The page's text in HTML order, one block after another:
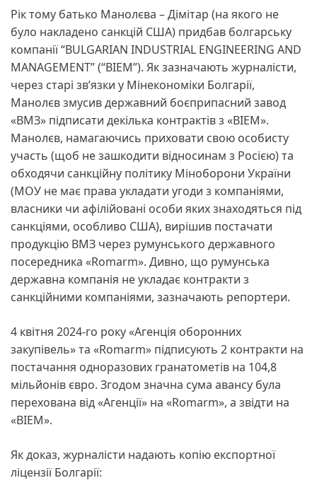
Рік тому батько Манолєва – Дімітар (на якого не
було накладено санкцій США) придбав болгарську
компанії “BULGARIAN INDUSTRIAL ENGINEERING AND
MANAGEMENT” (“BIEM”). Як зазначають журналісти,
через старі зв’язки у Мінекономіки Болгарії,
Манолєв змусив державний боєприпасний завод
«ВМЗ» підписати декілька контрактів з «BIEM».
Манолєв, намагаючись приховати свою особисту
участь (щоб не зашкодити відносинам з Росією) та
обходячи санкційну політику Міноборони України
(МОУ не має права укладати угоди з компаніями,
власники чи афілійовані особи яких знаходяться під
санкціями, особливо США), вирішив постачати
продукцію ВМЗ через румунського державного
посередника «Romarm». Дивно, що румунська
державна компанія не укладає контракти з
санкційними компаніями, зазначають репортери.
4 квітня 2024-го року «Агенція оборонних
закупівель» та «Romarm» підписують 2 контракти на
постачання одноразових гранатометів на 104,8
мільйонів євро. Згодом значна сума авансу була
перехована від «Агенції» на «Romarm», а звідти на
«BIEM».
Як доказ, журналісти надають копію експортної
ліцензії Болгарії: